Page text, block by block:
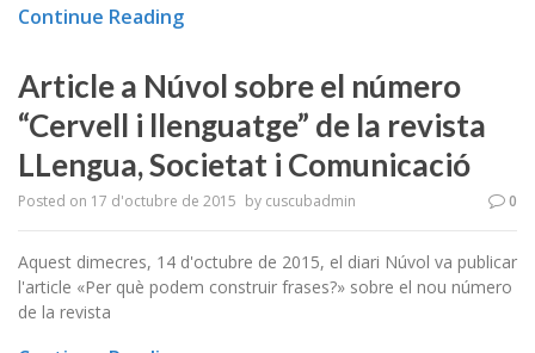
Continue Reading
Article a Núvol sobre el número
“Cervell i llenguatge” de la revista
LLengua, Societat i Comunicació
Posted on 17 d'octubre de 2015 by cuscubadmin 0
Aquest dimecres, 14 d'octubre de 2015, el diari Núvol va publicar
l'article «Per què podem construir frases?» sobre el nou número
de la revista